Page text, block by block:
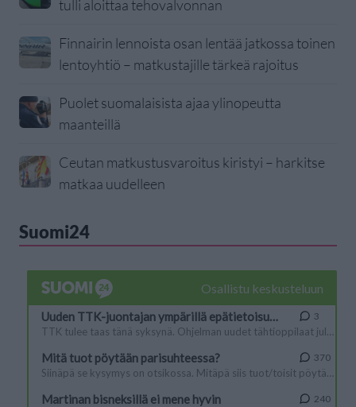
tulli aloittaa tehovalvonnan
Finnairin lennoista osan lentää jatkossa toinen
lentoyhtiö – matkustajille tärkeä rajoitus
Puolet suomalaisista ajaa ylinopeutta
maanteillä
Ceutan matkustusvaroitus kiristyi – harkitse
matkaa uudelleen
Suomi24